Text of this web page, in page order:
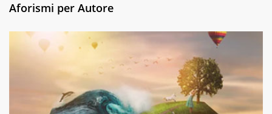
Aforismi per Autore